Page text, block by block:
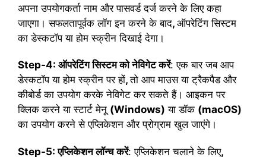
अपना उपयोगकर्ता नाम और पासवर्ड दर्ज करने के लिए कहा
जाएगा। सफलतापूर्वक लॉग इन करने के बाद, ऑपरेटिंग सिस्टम
का डेस्कटॉप या होम स्क्रीन दिखाई देगा।
Step-4: ऑपरेटिंग सिस्टम को नेविगेट करें: एक बार जब आप
डेस्कटॉप या होम स्क्रीन पर हों,तो आप माउस या ट्रैकपैड और
कीबोर्ड का उपयोग करके नेविगेट कर सकते हैं। आइकन पर
क्लिक करने या स्टार्ट मेनू (Windows) या डॉक (macOS)
का उपयोग करने से एप्लिकेशन और प्रोग्राम खुल जाएंगे।
Step-5: एप्लिकेशन लॉन्च करें: एप्लिकेशन चलाने के लिए,